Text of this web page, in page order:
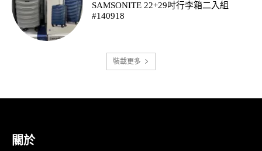
SAMSONITE 22+29吋行李箱二入組
#140918
裝載更多
關於